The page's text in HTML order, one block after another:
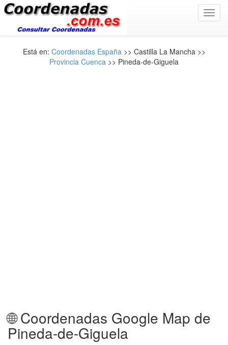
Está en: Coordenadas España>> Castilla La Mancha >>
Provincia Cuenca >> Pineda-de-Giguela
🌐 Coordenadas Google Map de
Pineda-de-Giguela